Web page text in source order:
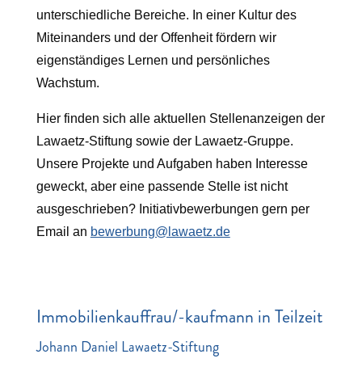
unterschiedliche Bereiche. In einer Kultur des
Miteinanders und der Offenheit fördern wir
eigenständiges Lernen und persönliches
Wachstum.
Hier finden sich alle aktuellen Stellenanzeigen der
Lawaetz-Stiftung sowie der Lawaetz-Gruppe.
Unsere Projekte und Aufgaben haben Interesse
geweckt, aber eine passende Stelle ist nicht
ausgeschrieben? Initiativbewerbungen gern per
Email an bewerbung@lawaetz.de
Immobilienkauffrau/-kaufmann in Teilzeit
Johann Daniel Lawaetz-Stiftung